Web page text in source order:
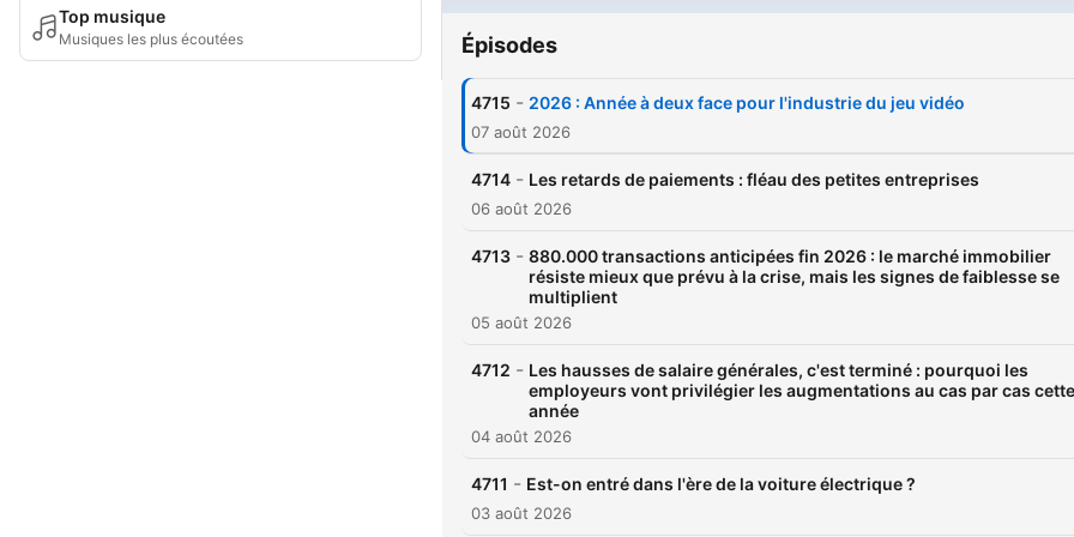
Top musique
Musiques les plus écoutées Épisodes
4715 - 2026 : Année à deux face pour l'industrie du jeu vidéo
07 août 2026
4714 - Les retards de paiements : fléau des petites entreprises
06 août 2026
4713 - 880.000 transactions anticipées fin 2026 : le marché immobilier
résiste mieux que prévu à la crise, mais les signes de faiblesse se
multiplient
05 août 2026
4712 - Les hausses de salaire générales, c'est terminé : pourquoi les
employeurs vont privilégier les augmentations au cas par cas cette
année
04 août 2026
4711 - Est-on entré dans l'ère de la voiture électrique ?
03 août 2026